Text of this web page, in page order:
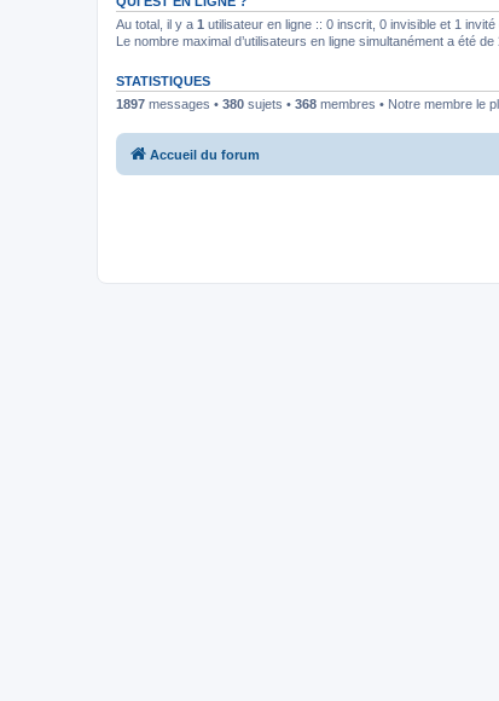
Au total, il y a 1 utilisateur en ligne :: 0 inscrit, 0 invisible et 1
Le nombre maximal d’utilisateurs en ligne simultanément a été de
STATISTIQUES
1897 messages • 380 sujets • 368 membres • Notre membre le
Accueil du forum